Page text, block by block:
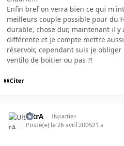
Enfin bref on verra bien ce qui
meilleurs couple possible pour du
durable, chose dur, maintenant il y
différente et je compte mettre
réservoir, cependant suis je
ventilo de boitier ou pas ?!
Citer
UltrA INpactien
Posté(e) le 26 avril 200521 a